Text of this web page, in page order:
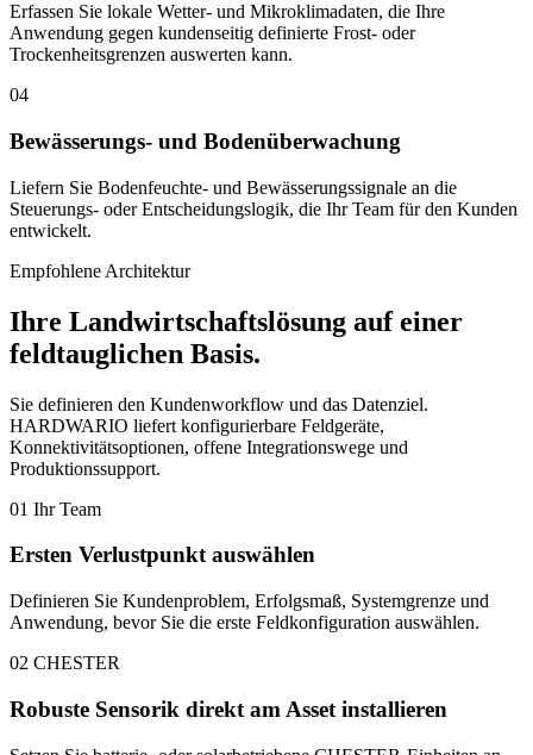
Erfassen Sie lokale Wetter- und Mikroklimadaten, die Ihre
Anwendung gegen kundenseitig definierte Frost- oder
Trockenheitsgrenzen auswerten kann.
04
Bewässerungs- und Bodenüberwachung
Liefern Sie Bodenfeuchte- und Bewässerungssignale an die
Steuerungs- oder Entscheidungslogik, die Ihr Team für den Kunden
entwickelt.
Empfohlene Architektur
Ihre Landwirtschaftslösung auf einer
feldtauglichen Basis.
Sie definieren den Kundenworkflow und das Datenziel.
HARDWARIO liefert konfigurierbare Feldgeräte,
Konnektivitätsoptionen, offene Integrationswege und
Produktionssupport.
01 Ihr Team
Ersten Verlustpunkt auswählen
Definieren Sie Kundenproblem, Erfolgsmaß, Systemgrenze und
Anwendung, bevor Sie die erste Feldkonfiguration auswählen.
02 CHESTER
Robuste Sensorik direkt am Asset installieren